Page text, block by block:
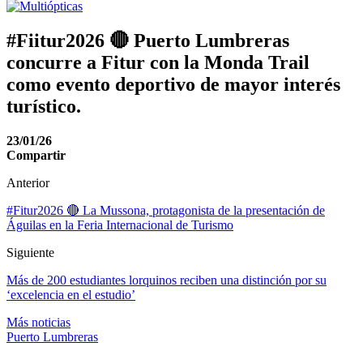
#Fiitur2026 🔴 Puerto Lumbreras
concurre a Fitur con la Monda Trail
como evento deportivo de mayor interés
turístico.
23/01/26
Compartir
Anterior
#Fitur2026 🔴 La Mussona, protagonista de la presentación de
Águilas en la Feria Internacional de Turismo
Siguiente
Más de 200 estudiantes lorquinos reciben una distinción por su
‘excelencia en el estudio’
Más noticias
Puerto Lumbreras